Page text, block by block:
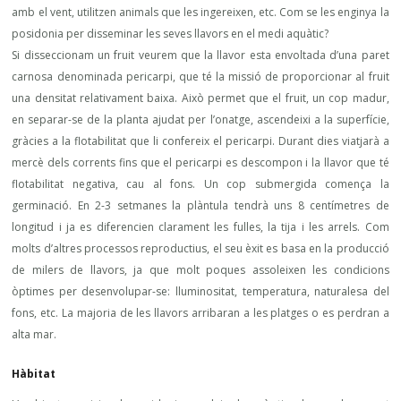
amb el vent, utilitzen animals que les ingereixen, etc. Com se les enginya la
posidonia per disseminar les seves llavors en el medi aquàtic?
Si disseccionam un fruit veurem que la llavor esta envoltada d’una paret
carnosa denominada pericarpi, que té la missió de proporcionar al fruit
una densitat relativament baixa. Això permet que el fruit, un cop madur,
en separar-se de la planta ajudat per l’onatge, ascendeixi a la superfície,
gràcies a la flotabilitat que li confereix el pericarpi. Durant dies viatjarà a
mercè dels corrents fins que el pericarpi es descompon i la llavor que té
flotabilitat negativa, cau al fons. Un cop submergida comença la
germinació. En 2-3 setmanes la plàntula tendrà uns 8 centímetres de
longitud i ja es diferencien clarament les fulles, la tija i les arrels. Com
molts d’altres processos reproductius, el seu èxit es basa en la producció
de milers de llavors, ja que molt poques assoleixen les condicions
òptimes per desenvolupar-se: lluminositat, temperatura, naturalesa del
fons, etc. La majoria de les llavors arribaran a les platges o es perdran a
alta mar.
Hàbitat